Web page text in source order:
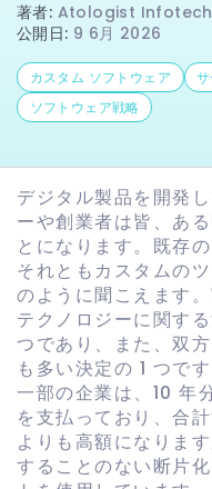
著者: Atologist Infotech
公開日: 9 6月 2026
カスタム ソフトウェア
ソフトウェア戦略
デジタル製品を開発
ーや創業者は皆、あ
とになります。既存
それともカスタムの
のように聞こえます
テクノロジーに関す
つであり、また、双
も多い決定の 1 つです
一部の企業は、10 年
を支払っており、合
よりも高額になりま
することのない断片